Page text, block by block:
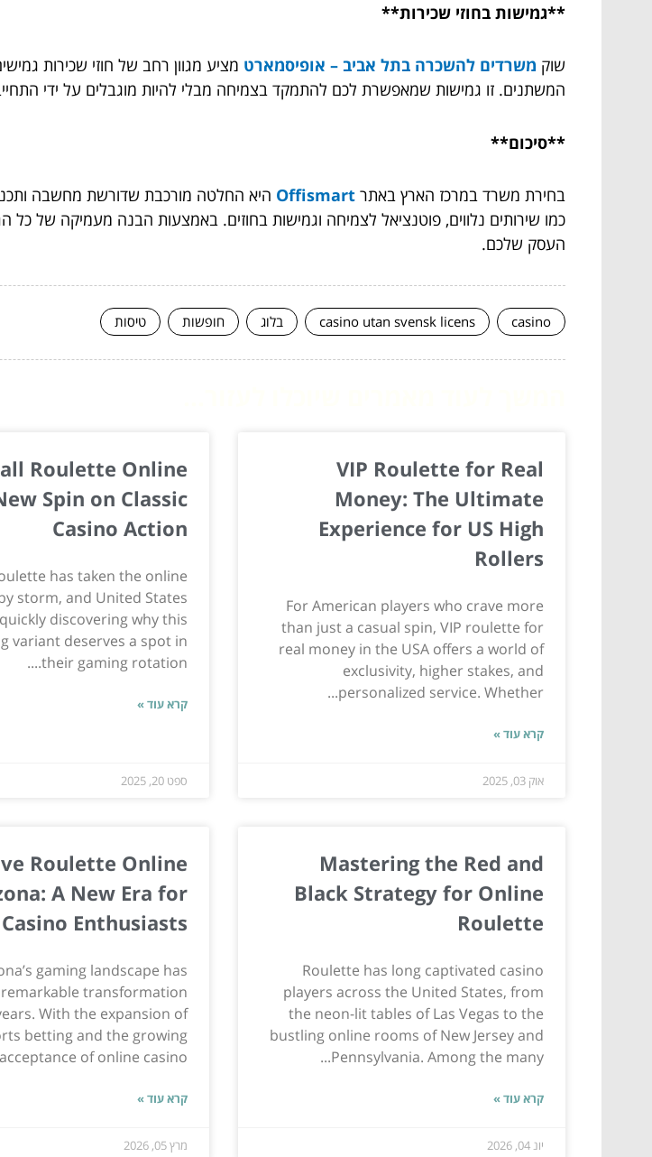
**גמישות בחוזי שכירות**
שוק משרדים להשכרה בתל אביב – אופיסמארט מציע מגוון רחב של חוזי שכירות
המשתנים. זו גמישות שמאפשרת לכם להתמקד בצמיחה מבלי להיות מוגבלים על ידי
**סיכום**
בחירת משרד במרכז הארץ באתר Offismart היא החלטה מורכבת שדורשת מחשבה
כמו שירותים נלווים, פוטנציאל לצמיחה וגמישות בחוזים. באמצעות הבנה מעמיקה של
העסק שלכם.
casino
casino utan svensk licens בלוג חופשות טיסות
VIP Roulette for Real
Money: The Ultimate
Experience for US High
Rollers
For American players who crave more
than just a casual spin, VIP roulette for
real money in the USA offers a world of
exclusivity, higher stakes, and
personalized service. Whether...
קרא עוד »
אוק 03, 2025
Roulette Online
Spin on Classic
Casino Action
has taken the online
storm, and United States
discovering why this
variant deserves a spot in
their gaming rotation....
קרא עוד »
ספט 20, 2025
Mastering the Red and
Black Strategy for Online
Roulette
Roulette has long captivated casino
players across the United States, from
the neon-lit tables of Las Vegas to the
bustling online rooms of New Jersey and
Pennsylvania. Among the many...
קרא עוד »
יונ 04, 2026
Roulette Online
A New Era for
Casino Enthusiasts
gaming landscape has
transformation
With the expansion of
betting and the growing
acceptance of online casino...
קרא עוד »
מרץ 05, 2026